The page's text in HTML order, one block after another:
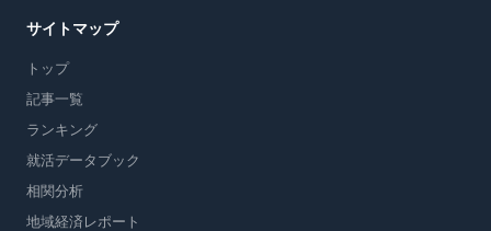
サイトマップ
トップ
記事一覧
ランキング
就活データブック
相関分析
地域経済レポート